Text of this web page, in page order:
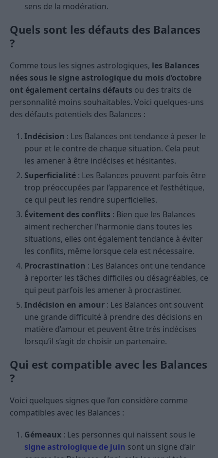
sens de la modération.
Quels sont les défauts des Balances
?
Comme tous les signes astrologiques, les Balances
nées sous le signe astrologique du mois d’octobre
ont également certains défauts ou des traits de
personnalité moins souhaitables. Voici quelques-uns
des défauts potentiels des Balances :
Indécision : Les Balances ont tendance à peser le
pour et le contre de chaque situation. Cela peut
les amener à être indécises et hésitantes.
Superficialité : Les Balances peuvent parfois être
trop préoccupées par l’apparence et l’esthétique,
ce qui peut les rendre superficielles.
Évitement des conflits : Bien que les Balances
aiment rechercher l’harmonie dans toutes les
situations, elles ont également tendance à éviter
les conflits, même lorsque cela est nécessaire.
Procrastination : Les Balances ont une tendance
à reporter les tâches difficiles ou désagréables, ce
qui peut parfois les amener à procrastiner.
Indécision en amour : Les Balances ont souvent
une grande difficulté à prendre des décisions en
matière d’amour et peuvent être très indécises
lorsqu’il s’agit de choisir un partenaire.
Qui est compatible avec les Balances
?
Voici quelques signes que l’on considère comme
compatibles avec les Balances :
Gémeaux : Les personnes qui naissent sous le
signe astrologique de juin sont un signe d’air